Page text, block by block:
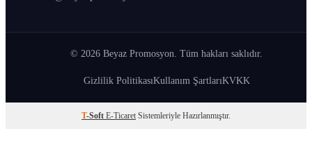
© 2026 Beyaz Promosyon. Tüm hakları saklıdır.
Gizlilik PolitikasıKullanım ŞartlarıKVKK
T-Soft E-Ticaret Sistemleriyle Hazırlanmıştır.